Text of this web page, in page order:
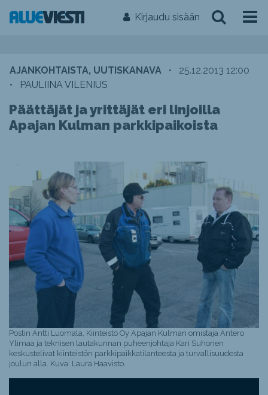
Kirjaudu sisään
AJANKOHTAISTA, UUTISKANAVA •
25.12.2013 12:00
•
PAULIINA VILENIUS
Päättäjät ja yrittäjät eri linjoilla
Apajan Kulman parkkipaikoista
Postin Antti Luomala, Kiinteistö Oy Apajan Kulman omistaja Antero
Ylimaa ja teknisen lautakunnan puheenjohtaja Kari Suhonen
keskustelivat kiinteistön parkkipaikkatilanteesta ja turvallisuudesta
joulun alla. Kuva: Laura Haavisto.